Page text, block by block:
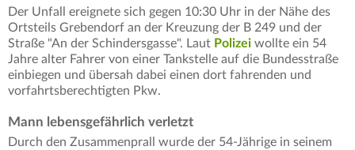
Der Unfall ereignete sich gegen 10:30 Uhr in der Nähe des
Ortsteils Grebendorf an der Kreuzung der B 249 und der
Straße "An der Schindersgasse". Laut Polizei wollte ein 54
Jahre alter Fahrer von einer Tankstelle auf die Bundesstraße
einbiegen und übersah dabei einen dort fahrenden und
vorfahrtsberechtigten Pkw.
Mann lebensgefährlich verletzt
Durch den Zusammenprall wurde der 54-Jährige in seinem